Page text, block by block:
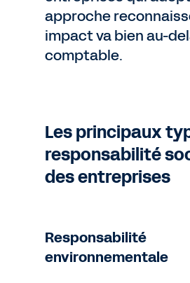
approche
impact va bien au-
comptable.
Les principaux
responsabilité
des entreprises
Responsabilité
environnementale